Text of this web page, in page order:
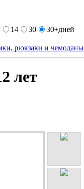
14 30 30+дней
рюкзаки и чемоданы
лет